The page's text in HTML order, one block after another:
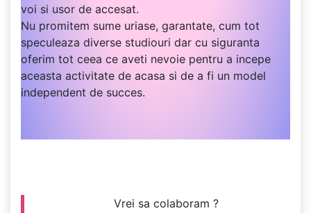
voi si usor de accesat.
Nu promitem sume uriase, garantate, cum tot
speculeaza diverse studiouri dar cu siguranta
oferim tot ceea ce aveti nevoie pentru a incepe
aceasta activitate de acasa si de a fi un model
independent de succes.
Vrei sa colaboram ?